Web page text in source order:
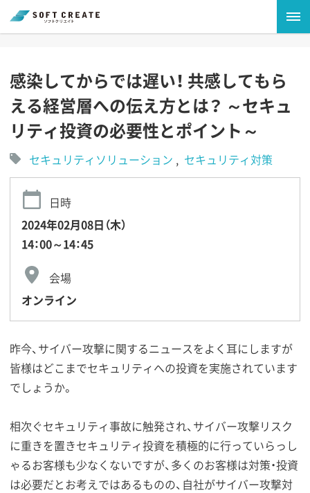
感染してからでは遅い！ 共感してもら
える経営層への伝え方とは？ ～セキュ
リティ投資の必要性とポイント～
セキュリティソリューション セキュリティ対策
日時
2024年02月08日（木）
14：00～14：45
会場
オンライン
昨今、サイバー攻撃に関するニュースをよく耳にしますが
皆様はどこまでセキュリティへの投資を実施されています
でしょうか。
相次ぐセキュリティ事故に触発され、サイバー攻撃リスク
に重きを置きセキュリティ投資を積極的に行っていらっし
ゃるお客様も少なくないですが、多くのお客様は対策・投資
は必要だとお考えではあるものの、自社がサイバー攻撃対